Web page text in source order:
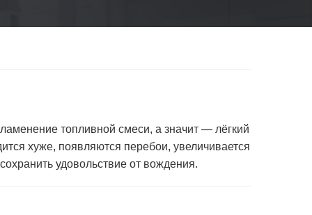
топливной смеси, а значит — лёгкий
хуже, появляются перебои, увеличивается
удовольствие от вождения.